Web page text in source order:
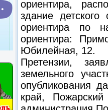
ориентира,
здание
ориентира по
ориентира:
Юбилейная, 12.
Претензии,
земельного
опубликования
край,